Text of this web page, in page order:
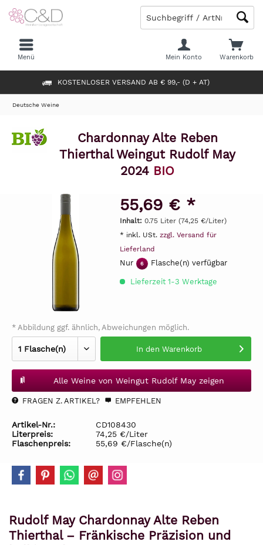
KOSTENLOSER VERSAND AB € 99,- (D + AT)
Warenkorb
Mein Konto
Menü
Deutsche Weine
Chardonnay Alte Reben
Thierthal Weingut Rudolf May
2024 BIO
55,69 € *
Inhalt: 0.75 Liter (74,25 €/Liter)
* inkl. USt. zzgl. Versand für
Lieferland
Nur 6 Flasche(n) verfügbar
Lieferzeit 1-3 Werktage
* Abbildung ggf. ähnlich, Abweichungen möglich.
In den Warenkorb
Alle Weine von Weingut Rudolf May zeigen
FRAGEN Z. ARTIKEL? EMPFEHLEN
Artikel-Nr.:
CD108430
Literpreis:
74,25 €/Liter
Flaschenpreis:
55,69 €/Flasche(n)
Rudolf May Chardonnay Alte Reben
Thierthal – Fränkische Präzision und